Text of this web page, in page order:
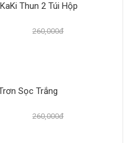
Quần Jogger KaKi Thun 2 Túi Hộp
260,000đ
Sọc Trắng
260,000đ